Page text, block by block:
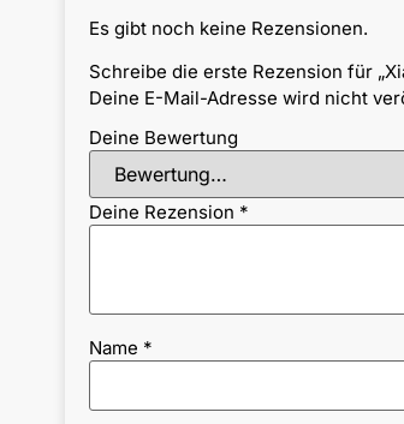
Es gibt noch keine Rezensionen.
Schreibe die erste Rezension für
Deine E-Mail-Adresse wird nicht
Deine Bewertung
Deine Rezension *
Name *